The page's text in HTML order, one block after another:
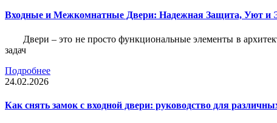
Входные и Межкомнатные Двери: Надежная Защита, Уют и
Двери – это не просто функциональные элементы в
задач
Подробнее
24.02.2026
Как снять замок с входной двери: руководство для